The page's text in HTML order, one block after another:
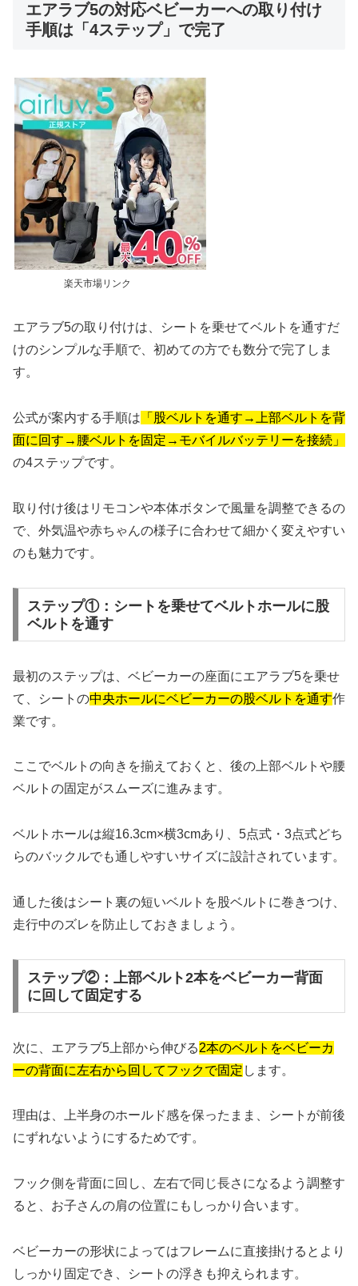
エアラブ5の対応ベビーカーへの取り付け
手順は「4ステップ」で完了
楽天市場リンク
エアラブ5の取り付けは、シートを乗せてベルトを通すだ
けのシンプルな手順で、初めての方でも数分で完了しま
す。
公式が案内する手順は 「股ベルトを通す→上部ベルトを背
面に回す→腰ベルトを固定→モバイルバッテリーを接続」
の4ステップです。
取り付け後はリモコンや本体ボタンで風量を調整できるの
で、外気温や赤ちゃんの様子に合わせて細かく変えやすい
のも魅力です。
ステップ①：シートを乗せてベルトホールに股
ベルトを通す
最初のステップは、ベビーカーの座面にエアラブ5を乗せ
て、シートの中央ホールにベビーカーの股ベルトを通す作
業です。
ここでベルトの向きを揃えておくと、後の上部ベルトや腰
ベルトの固定がスムーズに進みます。
ベルトホールは縦16.3cm×横3cmあり、5点式・3点式どち
らのバックルでも通しやすいサイズに設計されています。
通した後はシート裏の短いベルトを股ベルトに巻きつけ、
走行中のズレを防止しておきましょう。
ステップ②：上部ベルト2本をベビーカー背面
に回して固定する
次に、エアラブ5上部から伸びる2本のベルトをベビーカ
ーの背面に左右から回してフックで固定 します。
理由は、上半身のホールド感を保ったまま、シートが前後
にずれないようにするためです。
フック側を背面に回し、左右で同じ長さになるよう調整す
ると、お子さんの肩の位置にもしっかり合います。
ベビーカーの形状によってはフレームに直接掛けるとより
しっかり固定でき、シートの浮きも抑えられます。